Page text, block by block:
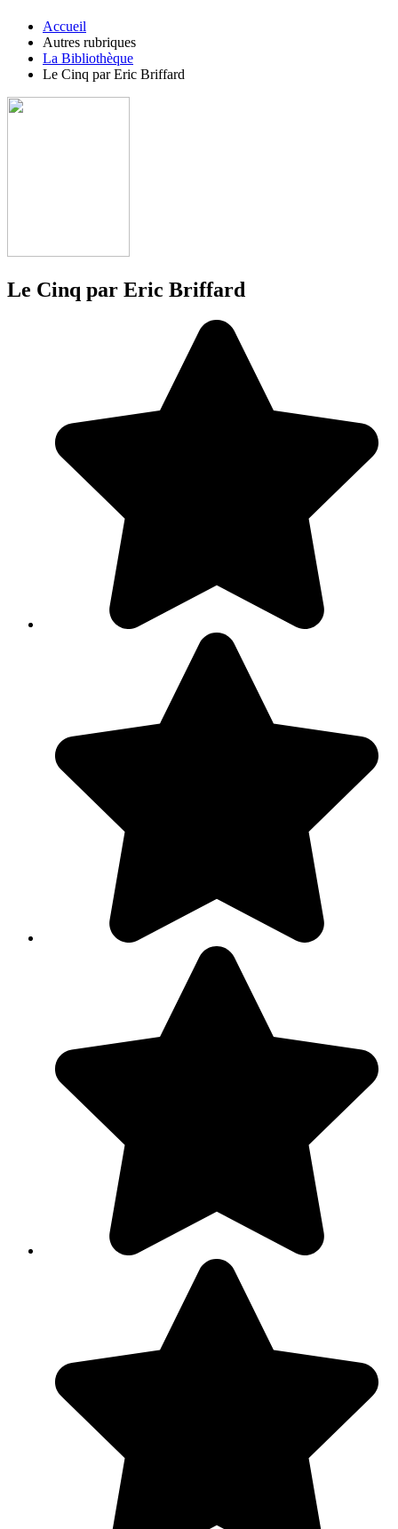
Accueil
Autres rubriques
La Bibliothèque
Le Cinq par Eric Briffard
Le Cinq par Eric Briffard